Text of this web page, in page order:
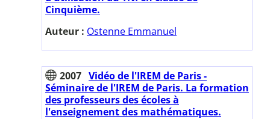
Cinquième.
Auteur : Ostenne Emmanuel
2007 Vidéo de l'IREM de Paris -
Séminaire de l'IREM de Paris. La formation
des professeurs des écoles à
l'enseignement des mathématiques.